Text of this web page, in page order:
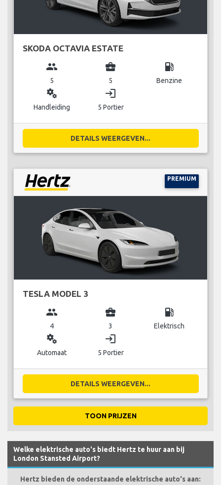
SKODA OCTAVIA ESTATE
group
5
business_center
5
local_gas_station
Benzine
miscellaneous_services
Handleiding
login
5 Portier
DETAILS WEERGEVEN...
PREMIUM
TESLA MODEL 3
group
4
business_center
3
local_gas_station
Elektrisch
miscellaneous_services
Automaat
login
5 Portier
DETAILS WEERGEVEN...
TOON PRIJZEN
Welke elektrische auto's biedt Hertz te huur aan bij
London Stansted Airport?
Hertz bieden de onderstaande elektrische auto's aan: